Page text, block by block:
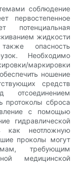
соблюдение
первостепенное
потенциальная
жидкости
опасность
Необходимо
маркировки
ношение
средств
отсоединением
протоколы сброса
с помощью
гидравлической
как неотложную
проколы могут
требующим
медицинской